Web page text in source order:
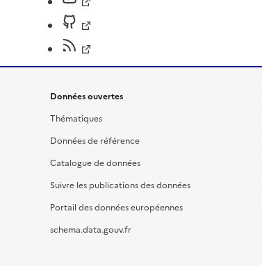
Données ouvertes
Thématiques
Données de référence
Catalogue de données
Suivre les publications des données
Portail des données européennes
schema.data.gouv.fr